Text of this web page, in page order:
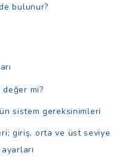
bulunur?
mi?
sistem gereksinimleri
giriş, orta ve üst seviye